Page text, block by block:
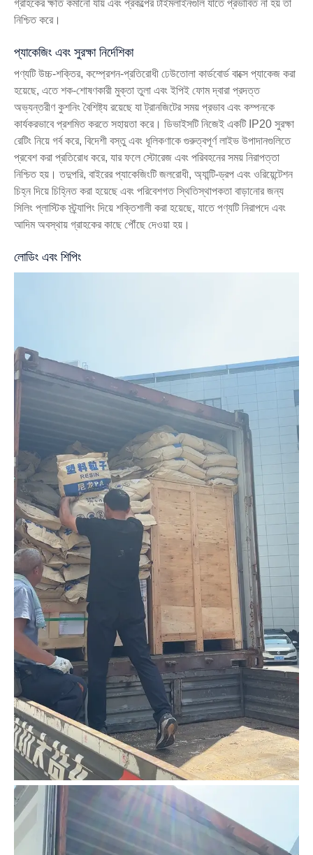
গ্রাহকের ক্ষতি কমানো যায় এবং প্রকল্পের টাইমলাইনগুলি যাতে প্রভাবিত না হয় তা
নিশ্চিত করে।
প্যাকেজিং এবং সুরক্ষা নির্দেশিকা
পণ্যটি উচ্চ-শক্তির, কম্প্রেশন-প্রতিরোধী ঢেউতোলা কার্ডবোর্ড বাক্সে প্যাকেজ করা
হয়েছে, এতে শক-শোষণকারী মুক্তা তুলা এবং ইপিই ফোম দ্বারা প্রদত্ত
অভ্যন্তরীণ কুশনিং বৈশিষ্ট্য রয়েছে যা ট্রানজিটের সময় প্রভাব এবং কম্পনকে
কার্যকরভাবে প্রশমিত করতে সহায়তা করে। ডিভাইসটি নিজেই একটি IP20 সুরক্ষা
রেটিং নিয়ে গর্ব করে, বিদেশী বস্তু এবং ধূলিকণাকে গুরুত্বপূর্ণ লাইভ উপাদানগুলিতে
প্রবেশ করা প্রতিরোধ করে, যার ফলে স্টোরেজ এবং পরিবহনের সময় নিরাপত্তা
নিশ্চিত হয়। তদুপরি, বাইরের প্যাকেজিংটি জলরোধী, অ্যান্টি-ড্রপ এবং ওরিয়েন্টেশন
চিহ্ন দিয়ে চিহ্নিত করা হয়েছে এবং পরিবেশগত স্থিতিস্থাপকতা বাড়ানোর জন্য
সিলিং প্লাস্টিক স্ট্র্যাপিং দিয়ে শক্তিশালী করা হয়েছে, যাতে পণ্যটি নিরাপদে এবং
আদিম অবস্থায় গ্রাহকের কাছে পৌঁছে দেওয়া হয়।
লোডিং এবং শিপিং